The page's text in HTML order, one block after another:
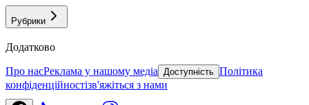
Рубрики
Додатково
Про насРеклама у нашому медіа Доступність Політика
конфіденційностізв'яжіться з нами